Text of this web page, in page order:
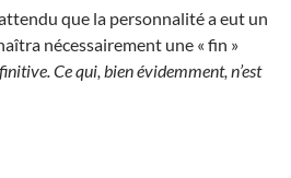
que la personnalité a eut un
nécessairement une « fin »
Ce qui, bien évidemment, n’est